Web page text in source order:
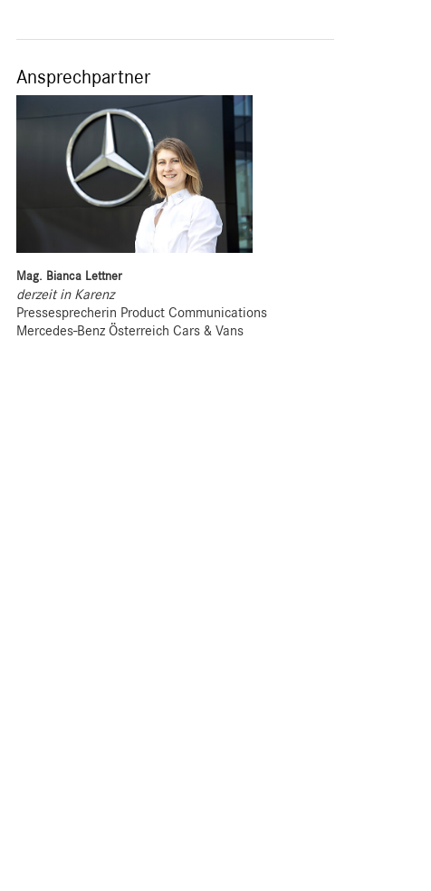
Ansprechpartner
Mag. Bianca Lettner
derzeit in Karenz
Pressesprecherin Product Communications
Mercedes-Benz Österreich Cars & Vans